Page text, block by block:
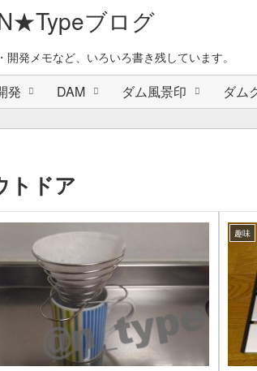
ブログ
開発メモなど、いろいろ書き残しています。
発 DAM ダム風景印 ダム
トドア
趣味